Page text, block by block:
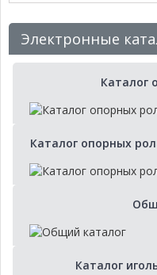
Электронные
Каталог
Каталог опорных
Каталог